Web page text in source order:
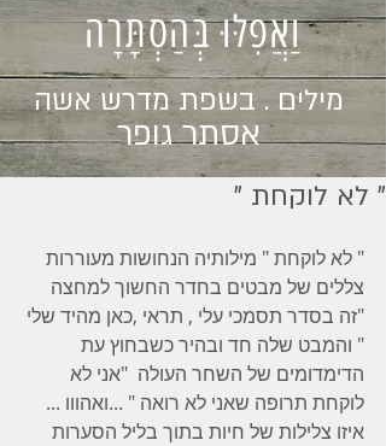
וַאֲפִלּוּ בְּהַסְתָּרָה
מילים . בשפת מדרש אשה
אסתר גופר
" לא לוקחת "
" לא לוקחת " מילותיה הנחושות מעוררות
צללים של מבטים בחדר החשוך למחצה
"זה בסדר תסמכי עלי , תראי ,כאן מהיד שלי
" והמבט שלה חד ובהיר כשבחוץ עת
הדימדומים של השחר העולה  "אני לא
לוקחת תרופה שאני לא רואה " ...ואהווו ...
איזו צלילות של חיות בתוך בליל הסערות